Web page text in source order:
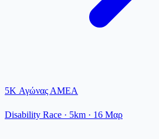
5K Αγώνας ΑΜΕΑ
Disability Race · 5km · 16 Μαρ